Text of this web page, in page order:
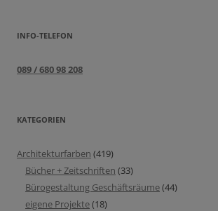
INFO-TELEFON
089 / 680 98 208
KATEGORIEN
Architekturfarben (419)
Bücher + Zeitschriften (33)
Bürogestaltung Geschäftsräume(44)
eigene Projekte(18)